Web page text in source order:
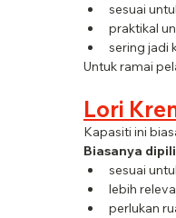
sesuai
praktikal
sering jadi
Untuk ramai
Lori
Kapasiti ini
Biasanya
sesuai
lebih
perlukan